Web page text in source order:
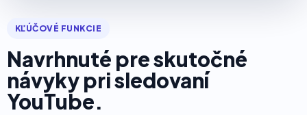
KĽÚČOVÉ FUNKCIE
Navrhnuté pre skutočné
návyky pri sledovaní
YouTube.